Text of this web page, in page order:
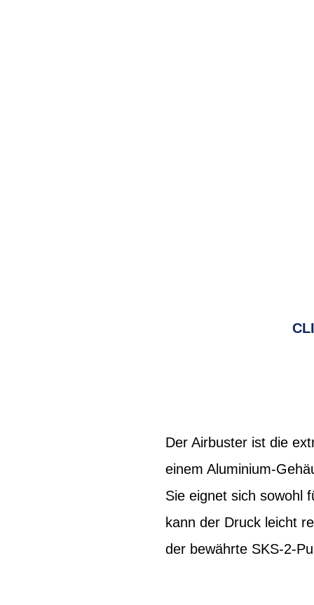
Der Airbuster ist die
einem Aluminium-
Sie eignet sich sowohl
kann der Druck leicht
der bewährte SKS-2-